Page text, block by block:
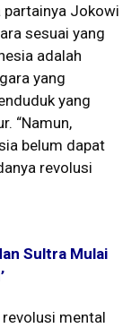
partainya Jokowi
sesuai yang
adalah
yang
yang
“Namun,
belum dapat
revolusi
Sultra Mulai
revolusi mental